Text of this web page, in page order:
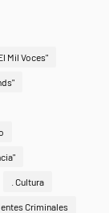
Mil Voces"
. Cultura
Criminales